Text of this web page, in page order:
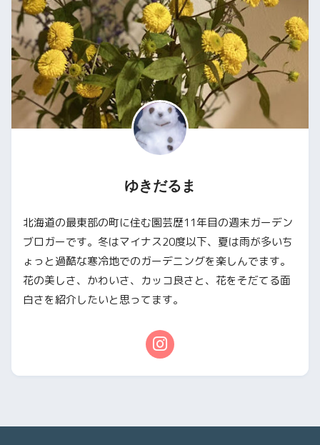
ゆきだるま
北海道の最東部の町に住む園芸歴11年目の週末ガーデン
ブロガーです。冬はマイナス20度以下、夏は雨が多いち
ょっと過酷な寒冷地でのガーデニングを楽しんでます。
花の美しさ、かわいさ、カッコ良さと、花をそだてる面
白さを紹介したいと思ってます。